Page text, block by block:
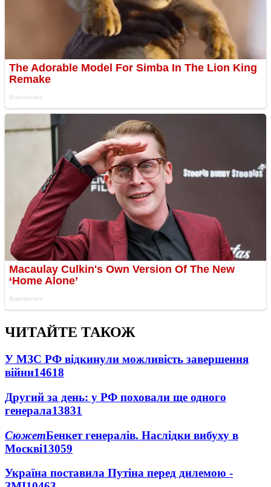
ЧИТАЙТЕ ТАКОЖ
У МЗС РФ відкинули можливість завершення
війни14618
Другий за день: у РФ поховали ще одного
генерала13831
СюжетБенкет генералів. Наслідки вибуху в
Москві13059
Україна поставила Путіна перед дилемою -